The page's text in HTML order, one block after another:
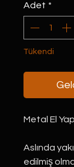
Adet *
Tükendi
Metal El
Aslında
edilmiş